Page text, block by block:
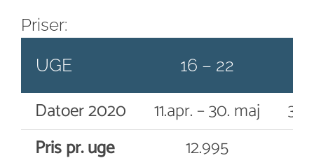
Priser:
UGE 16 – 22
Datoer 2020 11.apr. – 30. maj
Pris pr. uge
12.995